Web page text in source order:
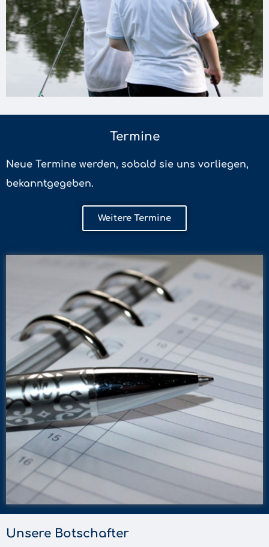
Termine
Neue Termine werden, sobald sie uns vorliegen,
bekanntgegeben.
Weitere Termine
Unsere Botschafter